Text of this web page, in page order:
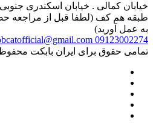
طبقه هم کف (لطفا قبل از مراجعه
به عمل آورید)
09123002274
تمامی حقوق برای ایران بابکت